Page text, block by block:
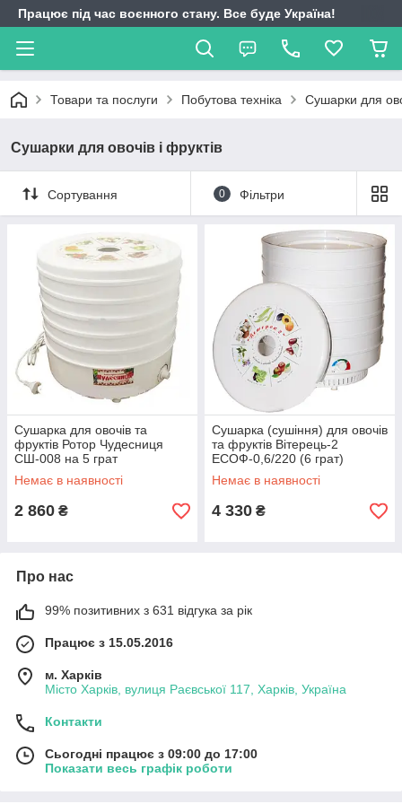
Працює під час воєнного стану. Все буде Україна!
Товари та послуги Побутова техніка Сушарки для
Сушарки для овочів і фруктів
Сортування 0 Фільтри
Сушарка для овочів та
фруктів Ротор Чудесниця
СШ-008 на 5 грат
Немає в наявності
2 860 ₴
Сушарка (сушіння) для овочів
та фруктів Вітерець-2
ЕСОФ-0,6/220 (6 грат)
Немає в наявності
4 330 ₴
Про нас
99% позитивних з 631 відгука за рік
Працює з 15.05.2016
м. Харків
Місто Харків, вулиця Раєвської 117, Харків, Україна
Контакти
Сьогодні працює з 09:00 до 17:00
Показати весь графік роботи